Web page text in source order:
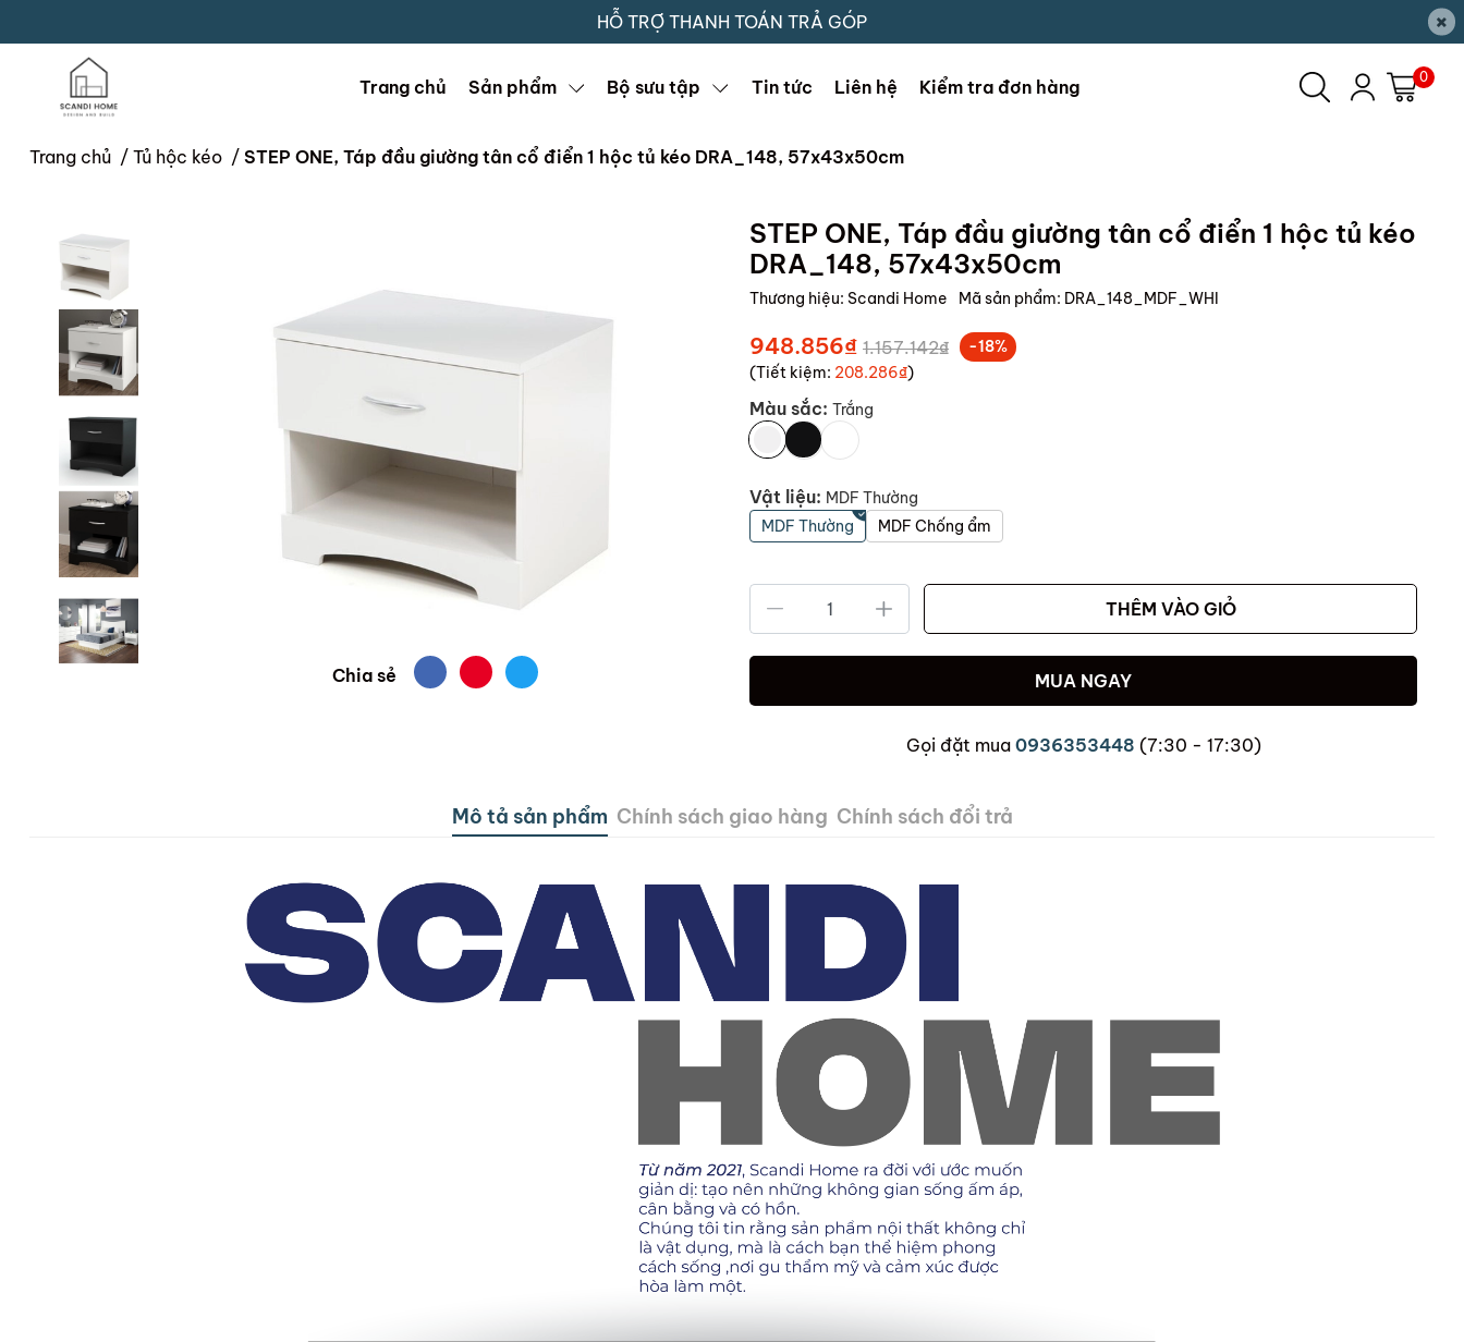
HỖ TRỢ THANH TOÁN TRẢ GÓP ×
Trang chủ Sản phẩm Bộ sưu tập Tin tức Liên hệ Kiểm tra đơn hàng 0
Trang chủ / Tủ hộc kéo / STEP ONE, Táp đầu giường tân cổ điển 1 hộc tủ kéo DRA_148, 57x43x50cm
Chia sẻ
STEP ONE, Táp đầu giường tân cổ điển 1 hộc tủ kéo
DRA_148, 57x43x50cm
Thương hiệu: Scandi Home Mã sản phẩm: DRA_148_MDF_WHI
948.856₫ 1.157.142₫
-18%
(Tiết kiệm: 208.286₫)
Màu sắc: Trắng
Vật liệu: MDF Thường
MDF Thường
MDF Chống ẩm
THÊM VÀO GIỎ
MUA NGAY
Gọi đặt mua 0936353448 (7:30 - 17:30)
Mô tả sản phẩm Chính sách giao hàng Chính sách đổi trả